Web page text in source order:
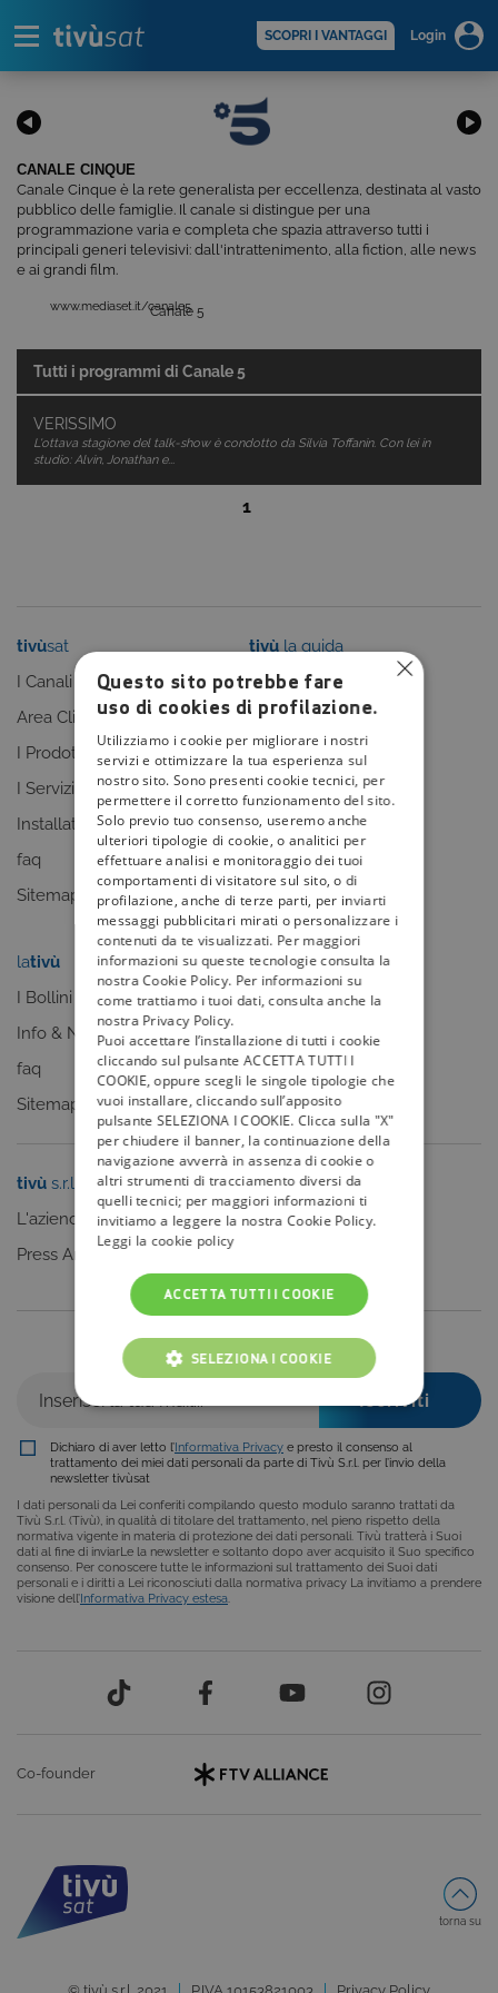
SCOPRI I VANTAGGI Login
CANALE CINQUE
Canale Cinque è la rete generalista per eccellenza, destinata al vasto
pubblico delle famiglie. Il canale si distingue per una
programmazione varia e completa che spazia attraverso tutti i
principali generi televisivi: dall'intrattenimento, alla fiction, alle news
e ai grandi film.
Canale 5
www.mediaset.it/canale5
Tutti i programmi di Canale 5
VERISSIMO
L'ottava stagione del talk-show è condotto da Silvia Toffanin. Con lei in
studio: Alvin, Jonathan e...
1
tivùsat
I Canali
Area Clienti
I Prodotti
I Servizi
Installatori
faq
Sitemap
tivù la guida
I programmi
I canali
La Guida +
faq
Sitemap
lativù
I Bollini
Info & News
faq
Sitemap
mytivù
tivù s.r.l.
L'azienda
Press Area
Sei un editore?
Clicca qui
Iscriviti alla nostra newsletter
Dichiaro di aver letto l’Informativa Privacy e presto il consenso al
trattamento dei miei dati personali da parte di Tivù S.r.l. per l’invio della
newsletter tivùsat
I dati personali da Lei conferiti compilando questo modulo saranno trattati da
Tivù S.r.l. (Tivù), in qualità di titolare del trattamento, nel pieno rispetto della
normativa vigente in materia di protezione dei dati personali. Tivù tratterà i Suoi
dati al fine di inviarLe la newsletter e soltanto dopo aver acquisito il Suo specifico
consenso. Per conoscere tutte le informazioni sul trattamento dei Suoi dati
personali e i diritti a Lei riconosciuti dalla normativa privacy La invitiamo a prendere
visione dell’Informativa Privacy estesa
Co-founder
torna su
Questo sito potrebbe fare
uso di cookies di profilazione.
Utilizziamo i cookie per migliorare i nostri
servizi e ottimizzare la tua esperienza sul
nostro sito. Sono presenti cookie tecnici, per
permettere il corretto funzionamento del sito.
Solo previo tuo consenso, useremo anche
ulteriori tipologie di cookie, o analitici per
effettuare analisi e monitoraggio dei tuoi
comportamenti di visitatore sul sito, o di
profilazione, anche di terze parti, per inviarti
messaggi pubblicitari mirati o personalizzare i
contenuti da te visualizzati. Per maggiori
informazioni su queste tecnologie consulta la
nostra Cookie Policy. Per informazioni su
come trattiamo i tuoi dati, consulta anche la
nostra Privacy Policy.
Puoi accettare l’installazione di tutti i cookie
cliccando sul pulsante ACCETTA TUTTI I
COOKIE, oppure scegli le singole tipologie che
vuoi installare, cliccando sull’apposito
pulsante SELEZIONA I COOKIE. Clicca sulla "X"
per chiudere il banner, la continuazione della
navigazione avverrà in assenza di cookie o
altri strumenti di tracciamento diversi da
quelli tecnici; per maggiori informazioni ti
invitiamo a leggere la nostra Cookie Policy.
Leggi la cookie policy
ACCETTA TUTTI I COOKIE
SELEZIONA I COOKIE
COOKIE TECNICI
COOKIE ANALITICI
COOKIE DI PROFILAZIONE
FUNZIONALITÀ
Cookie di profilazione
risposta ad azioni da te effettuate nel corso della
navigazione, che costituiscono una richiesta di
ricordando le scelte e in base ai criteri da te
selezionati (es. lingua, prodotti presenti nel
carrello). È possibile impostare il browser per
bloccare i cookie tecnici o essere avvisati
norma, dati personali.